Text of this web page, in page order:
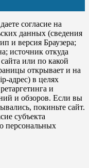
согласие на
данных (сведения
и версия Браузера;
источник откуда
или по какой
открывает и на
адрес) в целях
и
и обзоров. Если вы
покиньте сайт.
субъекта
персональных